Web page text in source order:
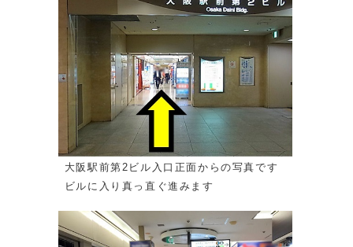
大阪駅前第2ビル入口正面からの写真です
ビルに入り真っ直ぐ進みます